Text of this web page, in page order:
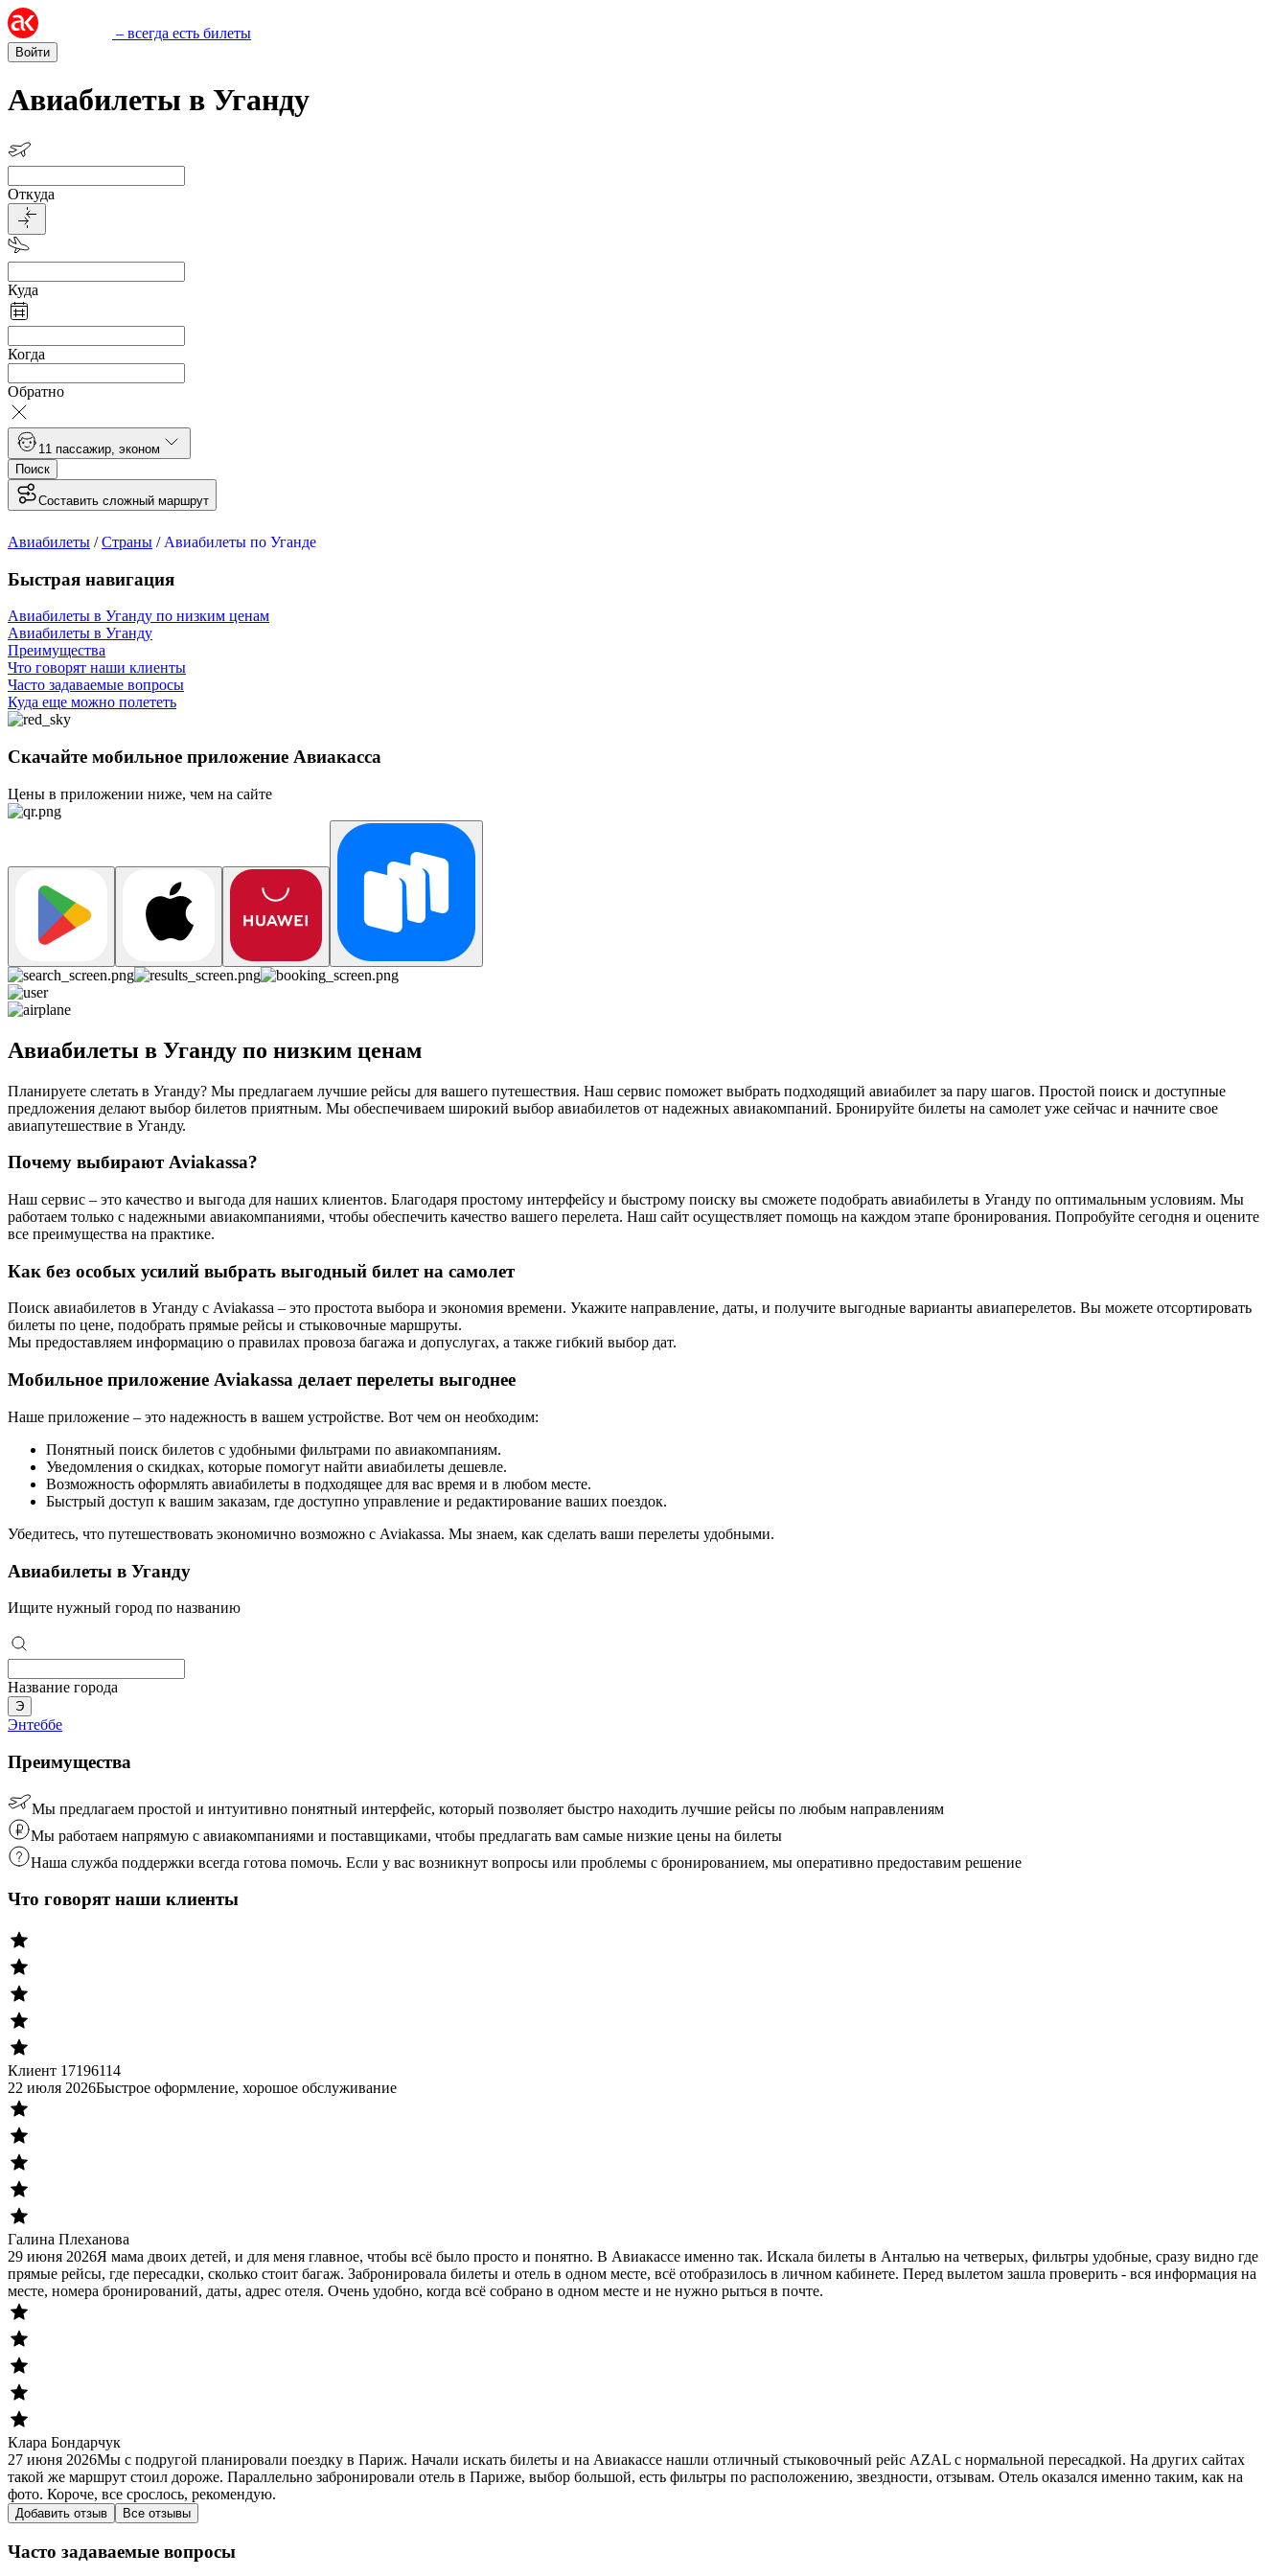
– всегда есть билеты
Войти
Авиабилеты в Уганду
Откуда
Куда
Когда
Обратно
1 1 пассажир эконом
Поиск
Составить сложный маршрут
Авиабилеты /Страны / Авиабилеты по Уганде
Быстрая навигация
Авиабилеты в Уганду по низким ценам
Авиабилеты в Уганду
Преимущества
Что говорят наши клиенты
Часто задаваемые вопросы
Куда еще можно полететь
Скачайте мобильное приложение Авиакасса
Цены в приложении ниже, чем на сайте
Авиабилеты в Уганду по низким ценам
Планируете слетать в Уганду? Мы предлагаем лучшие рейсы для вашего путешествия. Наш сервис поможет выбрать подходящий авиабилет за пару шагов. Простой поиск и доступные
предложения делают выбор билетов приятным. Мы обеспечиваем широкий выбор авиабилетов от надежных авиакомпаний. Бронируйте билеты на самолет уже сейчас и начните свое
авиапутешествие в Уганду.
Почему выбирают Aviakassa?
Наш сервис – это качество и выгода для наших клиентов. Благодаря простому интерфейсу и быстрому поиску вы сможете подобрать авиабилеты в Уганду по оптимальным условиям. Мы
работаем только с надежными авиакомпаниями, чтобы обеспечить качество вашего перелета. Наш сайт осуществляет помощь на каждом этапе бронирования. Попробуйте сегодня и оцените
все преимущества на практике.
Как без особых усилий выбрать выгодный билет на самолет
Поиск авиабилетов в Уганду с Aviakassa – это простота выбора и экономия времени. Укажите направление, даты, и получите выгодные варианты авиаперелетов. Вы можете отсортировать
билеты по цене, подобрать прямые рейсы и стыковочные маршруты.
Мы предоставляем информацию о правилах провоза багажа и допуслугах, а также гибкий выбор дат.
Мобильное приложение Aviakassa делает перелеты выгоднее
Наше приложение – это надежность в вашем устройстве. Вот чем он необходим:
Понятный поиск билетов с удобными фильтрами по авиакомпаниям.
Уведомления о скидках, которые помогут найти авиабилеты дешевле.
Возможность оформлять авиабилеты в подходящее для вас время и в любом месте.
Быстрый доступ к вашим заказам, где доступно управление и редактирование ваших поездок.
Убедитесь, что путешествовать экономично возможно с Aviakassa. Мы знаем, как сделать ваши перелеты удобными.
Авиабилеты в Уганду
Ищите нужный город по названию
Название города
Э
Энтеббе
Преимущества
Мы предлагаем простой и интуитивно понятный интерфейс, который позволяет быстро находить лучшие рейсы по любым направлениям
Мы работаем напрямую с авиакомпаниями и поставщиками, чтобы предлагать вам самые низкие цены на билеты
Наша служба поддержки всегда готова помочь. Если у вас возникнут вопросы или проблемы с бронированием, мы оперативно предоставим решение
Что говорят наши клиенты
Клиент 17196114
22 июля 2026Быстрое оформление, хорошое обслуживание
Галина Плеханова
29 июня 2026Я мама двоих детей, и для меня главное, чтобы всё было просто и понятно. В Авиакассе именно так. Искала билеты в Анталью на четверых, фильтры удобные, сразу видно где
прямые рейсы, где пересадки, сколько стоит багаж. Забронировала билеты и отель в одном месте, всё отобразилось в личном кабинете. Перед вылетом зашла проверить - вся информация на
месте, номера бронирований, даты, адрес отеля. Очень удобно, когда всё собрано в одном месте и не нужно рыться в почте.
Клара Бондарчук
27 июня 2026Мы с подругой планировали поездку в Париж. Начали искать билеты и на Авиакассе нашли отличный стыковочный рейс AZAL с нормальной пересадкой. На других сайтах
такой же маршрут стоил дороже. Параллельно забронировали отель в Париже, выбор большой, есть фильтры по расположению, звездности, отзывам. Отель оказался именно таким, как на
фото. Короче, все срослось, рекомендую.
Добавить отзыв Все отзывы
Часто задаваемые вопросы